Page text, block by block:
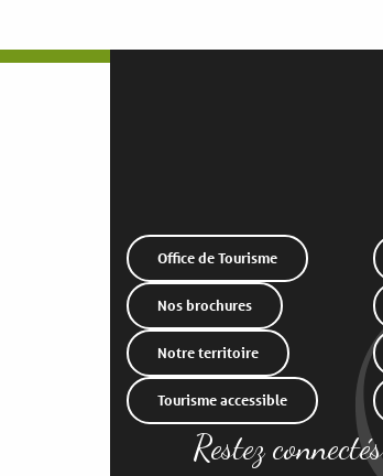
Office de Tourisme
Nos brochures
Notre territoire
Tourisme accessible
Restez connectés